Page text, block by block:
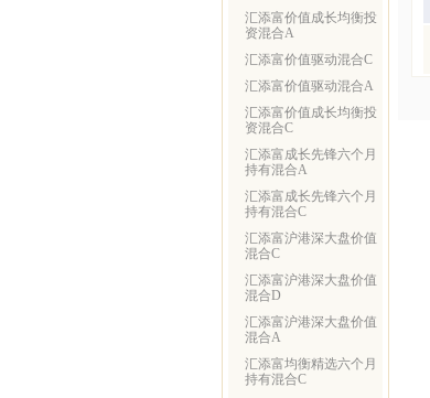
汇添富价值成长均衡投
资混合A
汇添富价值驱动混合C
汇添富价值驱动混合A
汇添富价值成长均衡投
资混合C
汇添富成长先锋六个月
持有混合A
汇添富成长先锋六个月
持有混合C
汇添富沪港深大盘价值
混合C
汇添富沪港深大盘价值
混合D
汇添富沪港深大盘价值
混合A
汇添富均衡精选六个月
持有混合C